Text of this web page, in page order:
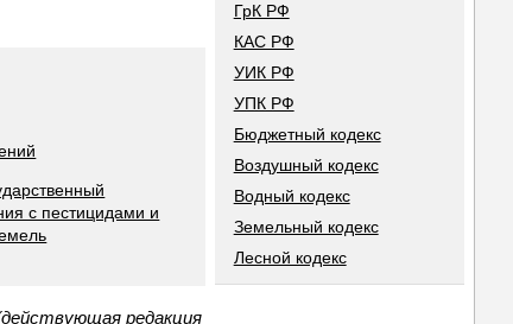
с пестицидами и
редакция
ГрК РФ
КАС РФ
УИК РФ
УПК РФ
Бюджетный кодекс
Воздушный кодекс
Водный кодекс
Земельный кодекс
Лесной кодекс